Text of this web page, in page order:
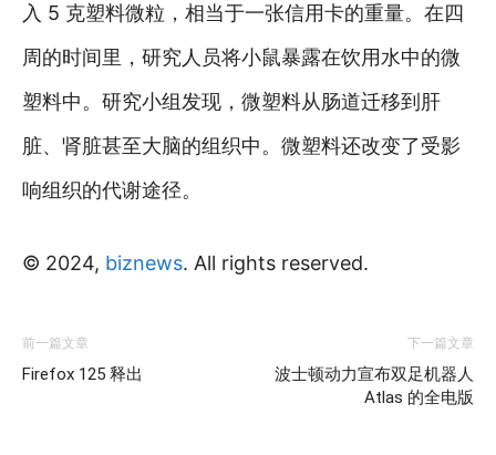
入 5 克塑料微粒，相当于一张信用卡的重量。在四
周的时间里，研究人员将小鼠暴露在饮用水中的微
塑料中。研究小组发现，微塑料从肠道迁移到肝
脏、肾脏甚至大脑的组织中。微塑料还改变了受影
响组织的代谢途径。
© 2024, biznews. All rights reserved.
前一篇文章
Firefox 125 释出
下一篇文章
波士顿动力宣布双足机器人
Atlas 的全电版